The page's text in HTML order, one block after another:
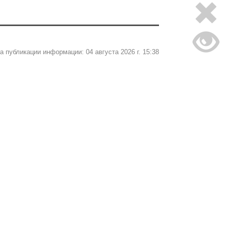
публикации информации: 04 августа 2026 г. 15:38